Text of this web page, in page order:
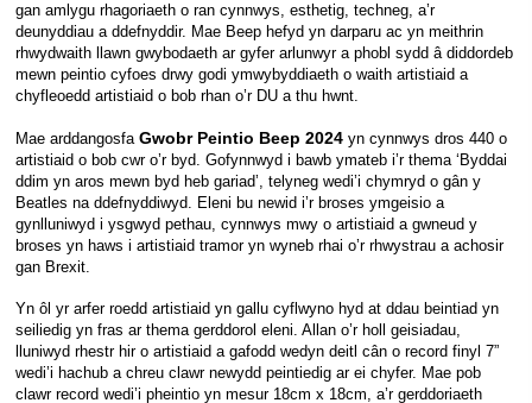
gan amlygu rhagoriaeth o ran cynnwys, esthetig, techneg, a’r
deunyddiau a ddefnyddir. Mae Beep hefyd yn darparu ac yn meithrin
rhwydwaith llawn gwybodaeth ar gyfer arlunwyr a phobl sydd â diddordeb
mewn peintio cyfoes drwy godi ymwybyddiaeth o waith artistiaid a
chyfleoedd artistiaid o bob rhan o’r DU a thu hwnt.
Mae arddangosfaGwobr Peintio Beep 2024 yn cynnwys dros 440 o
artistiaid o bob cwr o’r byd. Gofynnwyd i bawb ymateb i’r thema ‘Byddai
ddim yn aros mewn byd heb gariad’, telyneg wedi’i chymryd o gân y
Beatles na ddefnyddiwyd. Eleni bu newid i’r broses ymgeisio a
gynlluniwyd i ysgwyd pethau, cynnwys mwy o artistiaid a gwneud y
broses yn haws i artistiaid tramor yn wyneb rhai o’r rhwystrau a achosir
gan Brexit.
Yn ôl yr arfer roedd artistiaid yn gallu cyflwyno hyd at ddau beintiad yn
seiliedig yn fras ar thema gerddorol eleni. Allan o’r holl geisiadau,
lluniwyd rhestr hir o artistiaid a gafodd wedyn deitl cân o record finyl 7”
wedi’i hachub a chreu clawr newydd peintiedig ar ei chyfer. Mae pob
clawr record wedi’i pheintio yn mesur 18cm x 18cm, a’r gerddoriaeth